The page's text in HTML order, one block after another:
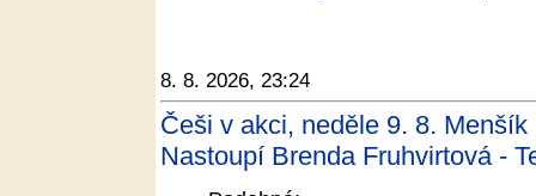
8. 8. 2026, 23:24
Češi v akci, neděle 9. 8.
Nastoupí Brenda Fruhvirtová -